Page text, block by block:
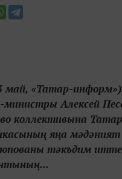
май, «Татар-
министры Алексей
коллективына
яңа
тәкъдим